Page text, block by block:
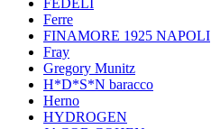
FEDELI
Ferre
FINAMORE 1925 NAPOLI
Fray
Gregory Munitz
H*D*S*N baracco
Herno
HYDROGEN